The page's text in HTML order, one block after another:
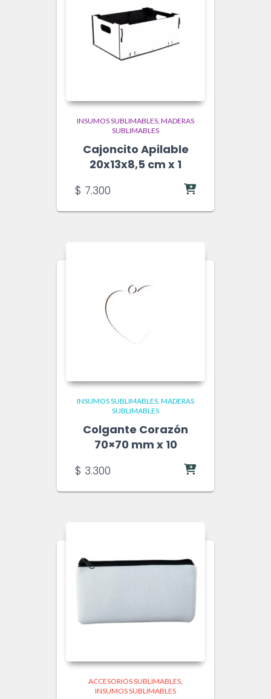
INSUMOS SUBLIMABLES MADERAS
SUBLIMABLES
Cajoncito Apilable
20x13x8,5 cm x 1
$ 7.300
INSUMOS SUBLIMABLES MADERAS
SUBLIMABLES
Colgante Corazón
70×70 mm x 10
$ 3.300
ACCESORIOS SUBLIMABLES
INSUMOS SUBLIMABLES